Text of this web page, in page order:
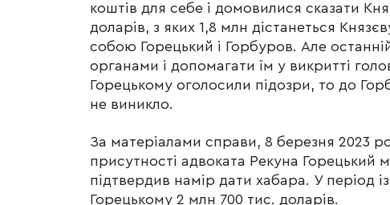
коштів для себе і домовилися сказати
доларів, з яких 1,8 млн дістанеться
собою Горецький і Горбуров. Але
органами і допомагати їм у викритті
Горецькому оголосили підозри, то до
не виникло.
За матеріалами справи, 8 березня 2023
присутності адвоката Рекуна Горецький
підтвердив намір дати хабара. У період
Горецькому 2 млн 700 тис. доларів.